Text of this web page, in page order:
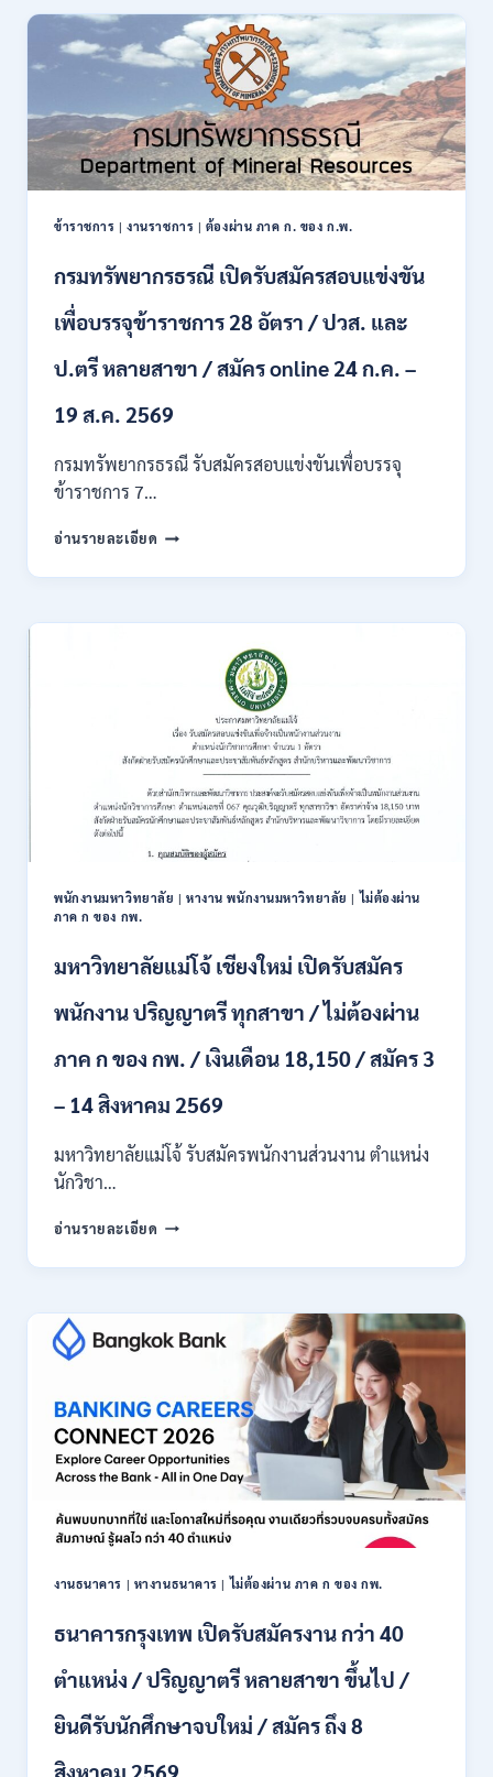
2569
สมัคร
งาน
138
ปวช.
ปวส.
ป.ตรี
หลาย
/
ต้อง
ภาค
ของ
/
เดือน
18150
ONLINE
สิงหาคม
ข้าราชการ |งานราชการ | ต้องผ่าน ภาค ก. ของ ก.พ.
กรมทรัพยากรธรณี เปิดรับสมัครสอบแข่งขัน
เพื่อบรรจุข้าราชการ 28 อัตรา / ปวส. และ
ป.ตรี หลายสาขา / สมัคร online 24 ก.ค. –
19 ส.ค. 2569
กรมทรัพยากรธรณี รับสมัครสอบแข่งขันเพื่อบรรจุ
ข้าราชการ 7…
อ่านรายละเอียด กรม
เปิด
สมัคร
ข้าราชการ
28
/
ปวส.
ป.ตรี
สาขา
สมัคร
ONLINE
ก.ค.
19
2569
พนักงานมหาวิทยาลัย |หางาน พนักงานมหาวิทยาลัย |ไม่ต้องผ่าน
ภาค ก ของ กพ.
มหาวิทยาลัยแม่โจ้ เชียงใหม่ เปิดรับสมัคร
พนักงาน ปริญญาตรี ทุกสาขา / ไม่ต้องผ่าน
ภาค ก ของ กพ. / เงินเดือน 18,150 / สมัคร 3
– 14 สิงหาคม 2569
มหาวิทยาลัยแม่โจ้ รับสมัครพนักงานส่วนงาน ตำแหน่ง
นักวิชา…
อ่านรายละเอียด มหาวิทยาลัย
โจ้
เปิด
รับ
สมัคร
ปริญญา
ตรี
ทุก
สาขา
/
ไม่
ต้อง
กพ.
เงิน
18,150
สมัคร
งานธนาคาร | หางานธนาคาร |ไม่ต้องผ่าน ภาค ก ของ กพ.
ธนาคารกรุงเทพ เปิดรับสมัครงาน กว่า 40
ตำแหน่ง / ปริญญาตรี หลายสาขา ขึ้นไป /
ยินดีรับนักศึกษาจบใหม่ / สมัคร ถึง 8
สิงหาคม 2569